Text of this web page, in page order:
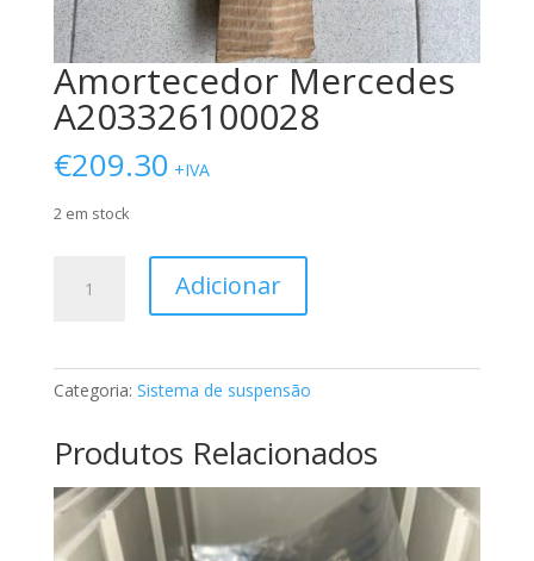
Amortecedor Mercedes
A203326100028
€209.30 +IVA
2 em stock
Amortecedor
Adicionar
Categoria: Sistema de suspensão
Produtos Relacionados